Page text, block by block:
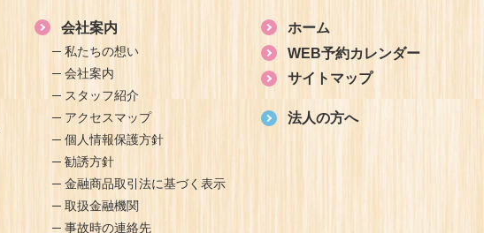
会社案内
私たちの想い
会社案内
スタッフ紹介
アクセスマップ
個人情報保護方針
勧誘方針
金融商品取引法に基づく表示
取扱金融機関
事故時の連絡先
ホーム
WEB予約カレンダー
サイトマップ
法人の方へ